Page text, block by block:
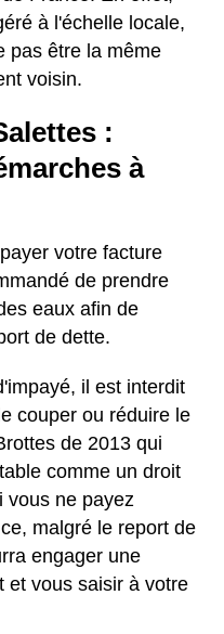
à l'échelle locale,
pas être la même
voisin.
:
à
votre facture
de prendre
eaux afin de
de dette.
il est interdit
couper ou réduire le
de 2013 qui
comme un droit
vous ne payez
malgré le report de
engager une
et vous saisir à votre